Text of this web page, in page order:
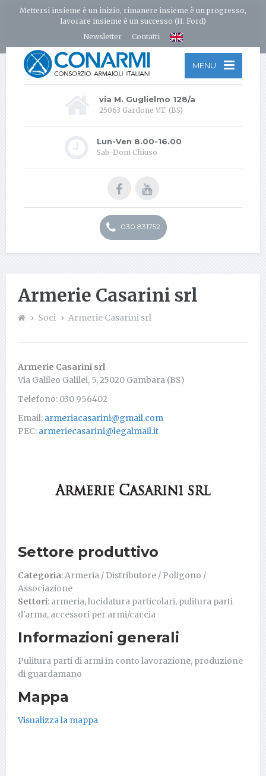
Mettersi insieme è un inizio, rimanere insieme è un progresso,
lavorare insieme è un successo (H. Ford)
Newsletter
Contatti
MENU
via M. Guglielmo 128/a
25063 Gardone V.T. (BS)
Lun-Ven 8.00-16.00
Sab-Dom Chiuso
030 831752
Armerie Casarini srl
Soci Armerie Casarini srl
Armerie Casarini srl
Via Galileo Galilei, 5, 25020 Gambara (BS)
Telefono: 030 956402
Email: armeriacasarini@gmail.com
PEC: armeriecasarini@legalmail.it
Settore produttivo
Categoria: Armeria / Distributore / Poligono /
Associazione
Settori: armeria, lucidatura particolari, pulitura parti
d'arma, accessori per armi/caccia
Informazioni generali
Pulitura parti di armi in conto lavorazione, produzione
di guardamano
Mappa
Visualizza la mappa